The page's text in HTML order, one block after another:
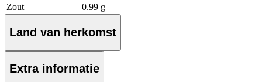
Zout
0.99 g
Land van herkomst
Extra informatie